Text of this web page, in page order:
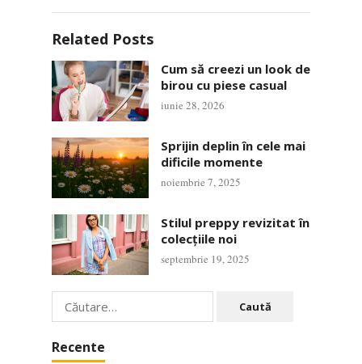
Related Posts
Cum să creezi un look de
birou cu piese casual
iunie 28, 2026
Sprijin deplin în cele mai
dificile momente
noiembrie 7, 2025
Stilul preppy revizitat în
colecțiile noi
septembrie 19, 2025
Caută
după:
Recente